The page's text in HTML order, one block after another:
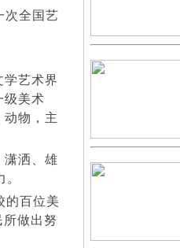
全国艺
艺术界
级美术
动物，主
洒、雄
百位美
做出努